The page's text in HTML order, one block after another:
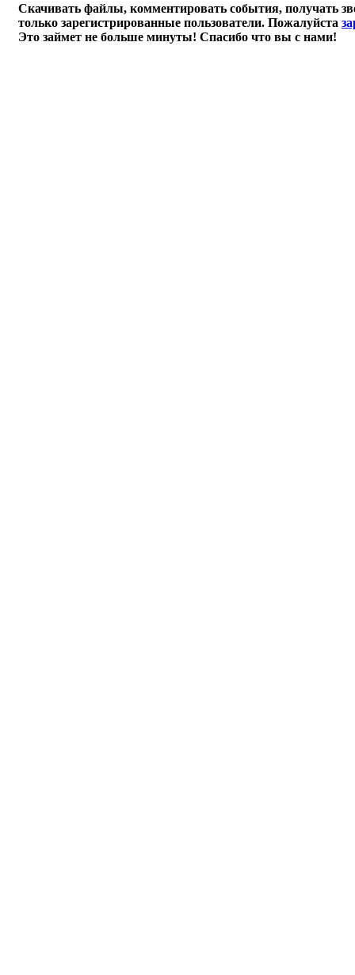
Скачивать файлы, комментировать события, получать
только зарегистрированные пользователи. Пожалуйста
Это займет не больше минуты! Спасибо что вы с нами!